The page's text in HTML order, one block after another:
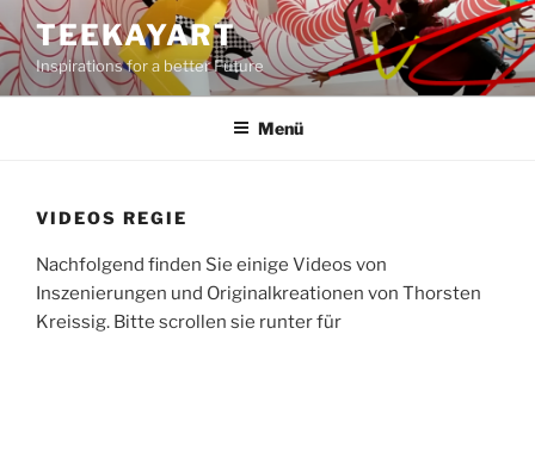
Zum
Inhalt
springen
TEEKAYART
Inspirations for a better Future
Menü
VIDEOS REGIE
Nachfolgend finden Sie einige Videos von
Inszenierungen und Originalkreationen von Thorsten
Kreissig. Bitte scrollen sie runter für